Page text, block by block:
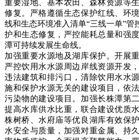
重要湿地、基本农田、森林资源等
修复。严格遵循生态保护红线、环
线和生态环境准入清单“三线一单”管
护和生态修复，严控能耗总量和强
潭可持续发展生命线。
加强重要水源地及湖库保护。开展
严控饮用水水源周边岸线资源开发
违法建筑和排污口，清除饮用水水
施和保护水源无关的建设项目，依
污染物的建设项目。加强长株潭第
提高水库供水比重，联合建设优质
株树桥、水府庙等优良湖库有效保
水安全与质量，加强对重金属、持